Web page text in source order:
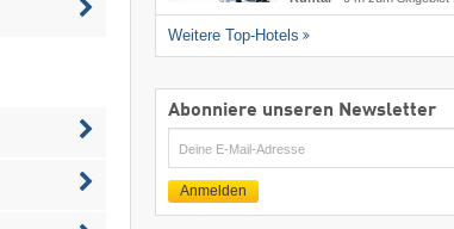
Weitere Top-Hotels
Abonniere unseren Newsletter
E-
Mail
Anmelden